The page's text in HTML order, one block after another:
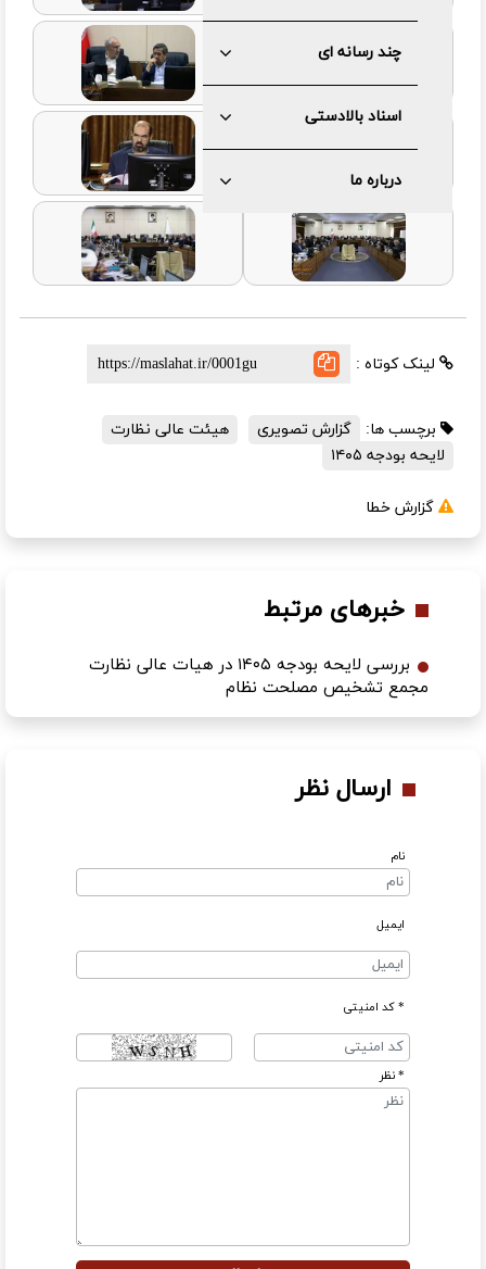
چند رسانه ای
اسناد بالادستی
درباره ما
لینک کوتاه :
برچسب ها: گزارش تصویری
هیئت عالی نظارت
لایحه بودجه ۱۴۰۵
گزارش خطا
خبرهای مرتبط
بررسی لایحه بودجه ۱۴۰۵ در هیات عالی نظارت
مجمع تشخیص مصلحت نظام
ارسال نظر
نام
ایمیل
* کد امنیتی
* نظر